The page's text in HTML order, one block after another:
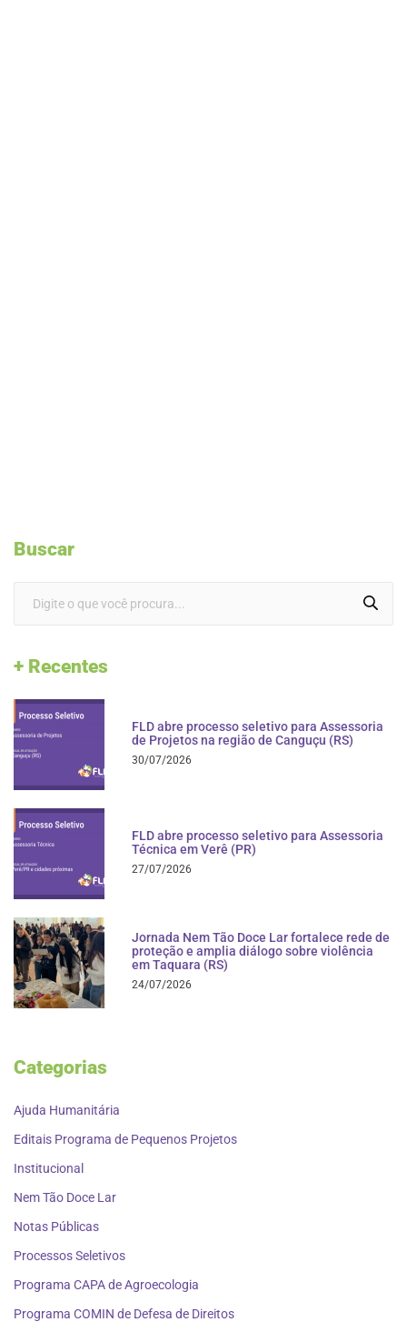
Buscar
+ Recentes
FLD abre processo seletivo para Assessoria
de Projetos na região de Canguçu (RS)
30/07/2026
FLD abre processo seletivo para Assessoria
Técnica em Verê (PR)
27/07/2026
Jornada Nem Tão Doce Lar fortalece rede de
proteção e amplia diálogo sobre violência
em Taquara (RS)
24/07/2026
Categorias
Ajuda Humanitária
Editais Programa de Pequenos Projetos
Institucional
Nem Tão Doce Lar
Notas Públicas
Processos Seletivos
Programa CAPA de Agroecologia
Programa COMIN de Defesa de Direitos